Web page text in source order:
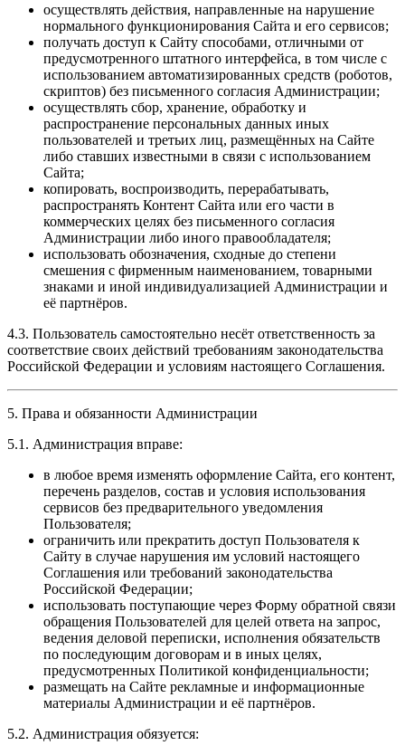
осуществлять действия, направленные на нарушение
нормального функционирования Сайта и его сервисов;
получать доступ к Сайту способами, отличными от
предусмотренного штатного интерфейса, в том числе с
использованием автоматизированных средств (роботов,
скриптов) без письменного согласия Администрации;
осуществлять сбор, хранение, обработку и
распространение персональных данных иных
пользователей и третьих лиц, размещённых на Сайте
либо ставших известными в связи с использованием
Сайта;
копировать, воспроизводить, перерабатывать,
распространять Контент Сайта или его части в
коммерческих целях без письменного согласия
Администрации либо иного правообладателя;
использовать обозначения, сходные до степени
смешения с фирменным наименованием, товарными
знаками и иной индивидуализацией Администрации и
её партнёров.
4.3. Пользователь самостоятельно несёт ответственность за
соответствие своих действий требованиям законодательства
Российской Федерации и условиям настоящего Соглашения.
5. Права и обязанности Администрации
5.1. Администрация вправе:
в любое время изменять оформление Сайта, его контент,
перечень разделов, состав и условия использования
сервисов без предварительного уведомления
Пользователя;
ограничить или прекратить доступ Пользователя к
Сайту в случае нарушения им условий настоящего
Соглашения или требований законодательства
Российской Федерации;
использовать поступающие через Форму обратной связи
обращения Пользователей для целей ответа на запрос,
ведения деловой переписки, исполнения обязательств
по последующим договорам и в иных целях,
предусмотренных Политикой конфиденциальности;
размещать на Сайте рекламные и информационные
материалы Администрации и её партнёров.
5.2. Администрация обязуется: